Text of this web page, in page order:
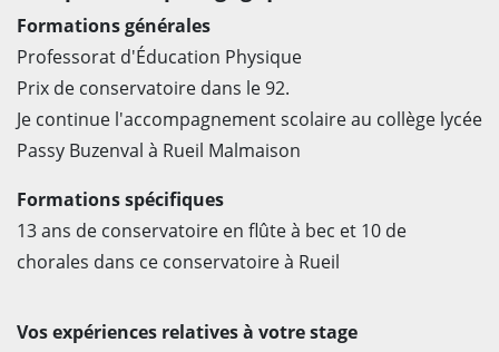
Formations générales
Professorat d'Éducation Physique
Prix de conservatoire dans le 92.
Je continue l'accompagnement scolaire au collège lycée
Passy Buzenval à Rueil Malmaison
Formations spécifiques
13 ans de conservatoire en flûte à bec et 10 de
chorales dans ce conservatoire à Rueil
Vos expériences relatives à votre stage